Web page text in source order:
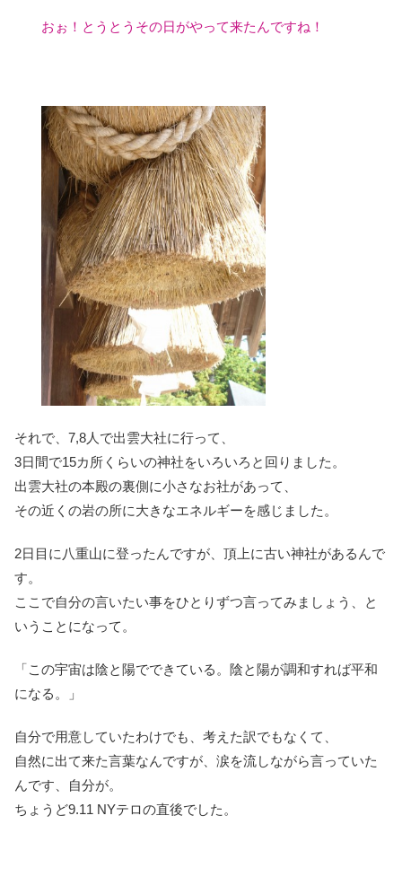
おぉ！とうとうその日がやって来たんですね！
それで、7,8人で出雲大社に行って、
3日間で15カ所くらいの神社をいろいろと回りました。
出雲大社の本殿の裏側に小さなお社があって、
その近くの岩の所に大きなエネルギーを感じました。
2日目に八重山に登ったんですが、頂上に古い神社があるんで
す。
ここで自分の言いたい事をひとりずつ言ってみましょう、と
いうことになって。
「この宇宙は陰と陽でできている。陰と陽が調和すれば平和
になる。」
自分で用意していたわけでも、考えた訳でもなくて、
自然に出て来た言葉なんですが、涙を流しながら言っていた
んです、自分が。
ちょうど9.11 NYテロの直後でした。